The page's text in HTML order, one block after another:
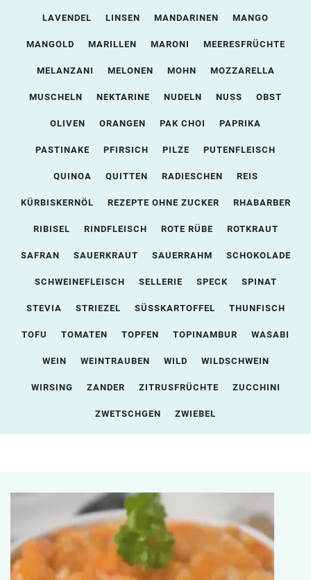
LAVENDEL LINSEN MANDARINEN MANGO
MANGOLD MARILLEN MARONI MEERESFRÜCHTE
MELANZANI MELONEN MOHN MOZZARELLA
MUSCHELN NEKTARINE NUDELN NUSS OBST
OLIVEN ORANGEN PAK CHOI PAPRIKA
PASTINAKE PFIRSICH PILZE PUTENFLEISCH
QUINOA QUITTEN RADIESCHEN REIS
KÜRBISKERNÖL REZEPTE OHNE ZUCKER RHABARBER
RIBISEL RINDFLEISCH ROTE RÜBE ROTKRAUT
SAFRAN SAUERKRAUT SAUERRAHM SCHOKOLADE
SCHWEINEFLEISCH SELLERIE SPECK SPINAT
STEVIA STRIEZEL SÜSSKARTOFFEL THUNFISCH
TOFU TOMATEN TOPFEN TOPINAMBUR WASABI
WEIN WEINTRAUBEN WILD WILDSCHWEIN
WIRSING ZANDER ZITRUSFRÜCHTE ZUCCHINI
ZWETSCHGEN ZWIEBEL